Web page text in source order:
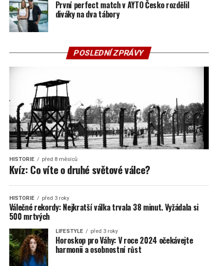
První perfect match v AYTO Česko rozdělil
diváky na dva tábory
POSLEDNÍ ZPRÁVY
HISTORIE před 8 měsíců
Kvíz: Co víte o druhé světové válce?
HISTORIE před 3 roky
Válečné rekordy: Nejkratší válka trvala 38 minut. Vyžádala si
500 mrtvých
LIFESTYLE před 3 roky
Horoskop pro Váhy: V roce 2024 očekávejte
harmonii a osobnostní růst